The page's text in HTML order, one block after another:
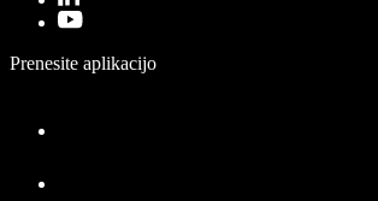
Prenesite aplikacijo